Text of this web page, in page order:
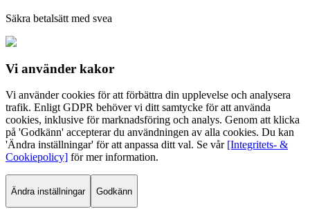
Säkra betalsätt med svea
Vi använder kakor
Vi använder cookies för att förbättra din upplevelse och analysera
trafik. Enligt GDPR behöver vi ditt samtycke för att använda
cookies, inklusive för marknadsföring och analys. Genom att klicka
på 'Godkänn' accepterar du användningen av alla cookies. Du kan
'Ändra inställningar' för att anpassa ditt val. Se vår [Integritets- &
Cookiepolicy] för mer information.
Ändra inställningar Godkänn